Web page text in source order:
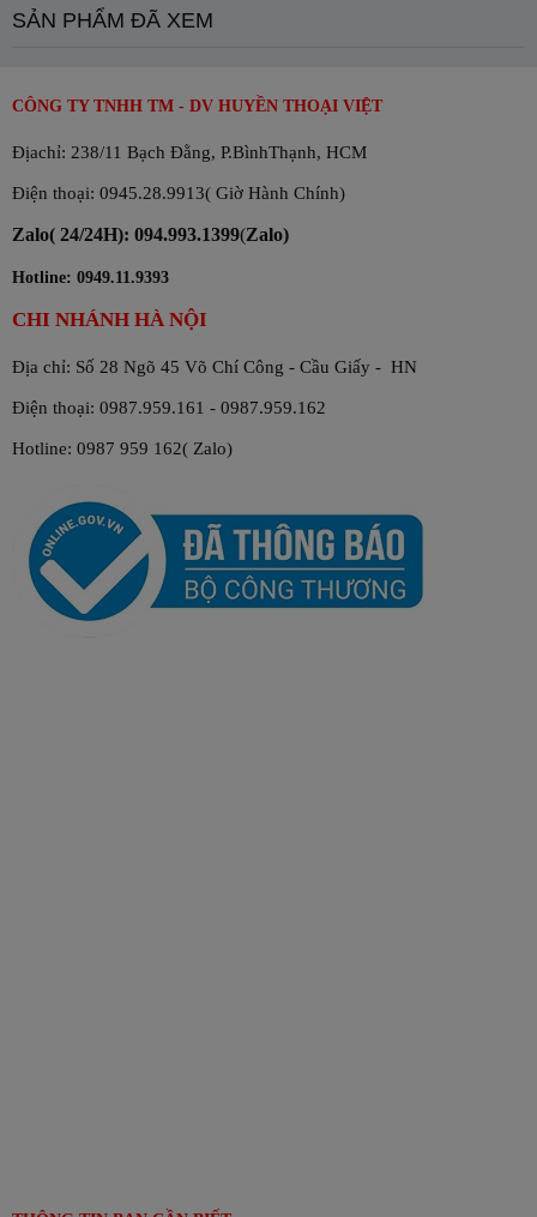
SẢN PHẨM ĐÃ XEM
CÔNG TY TNHH TM - DV HUYỀN THOẠI VIỆT
Địachỉ: 238/11 Bạch Đằng, P.BìnhThạnh, HCM
Điện thoại: 0945.28.9913( Giờ Hành Chính)
Zalo( 24/24H): 094.993.1399(Zalo)
Hotline: 0949.11.9393
CHI NHÁNH HÀ NỘI
Địa chỉ: Số 28 Ngõ 45 Võ Chí Công - Cầu Giấy - HN
Điện thoại: 0987.959.161 - 0987.959.162
Hotline: 0987 959 162( Zalo)